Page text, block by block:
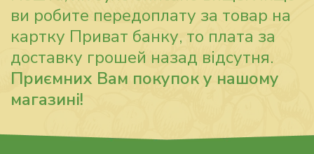
ви робите передоплату за товар на
картку Приват банку, то плата за
доставку грошей назад відсутня.
Приємних Вам покупок у нашому
магазині!